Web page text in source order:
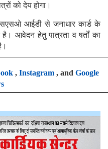
को देय होगा।
आईडी से जनाधार कार्ड के
आवेदन हेतु पात्रता व षर्तों का
, Instagram, and Google